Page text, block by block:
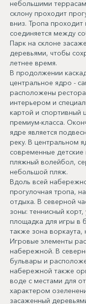
небольшими
склону проходит
вниз. Тропа
соединяется между
Парк на склоне
деревьями, чтобы
летнее время.
В продолжении
центральное ядро -
расположены
интерьером и
картой и спортивный
премиум-класса.
ядре является
реку. В центральном
современные
пляжный волейбол,
небольшой пляж.
Вдоль всей
прогулочная тропа,
отдыха. В северной
зоны: теннисный
площадка для игры в
также зона воркаута,
Игровые элементы
набережной. В
бульвары и
набережной также
воде с местами для
характером
засаженный